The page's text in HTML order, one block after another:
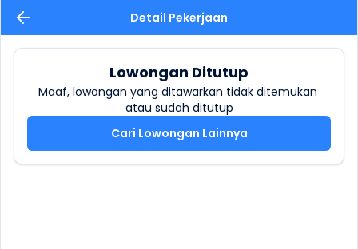
Detail Pekerjaan
Lowongan Ditutup
Maaf, lowongan yang ditawarkan tidak ditemukan
atau sudah ditutup
Cari Lowongan Lainnya